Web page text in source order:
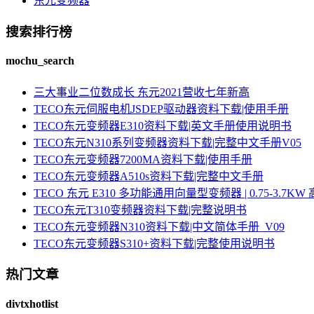
搜索排行榜
mochu_search
三大事业二位数成长 东元2021营收七年新高
TECO东元伺服电机JSDEP驱动器资料下载|使用手册
TECO东元变频器E310资料下载|英文手册使用说明书
TECO东元N310系列变频器资料下载|完整中文手册V05
TECO东元变频器7200MA资料下载|使用手册
TECO东元变频器A510s资料下载|完整中文手册
TECO 东元 E310 多功能通用向量型变频器 | 0.75-3.7KW
TECO东元T310变频器资料下载|完整说明书
TECO东元变频器N310资料下载|中文简体手册_V09
TECO东元变频器S310+资料下载|完整使用说明书
热门文章
divtxhotlist